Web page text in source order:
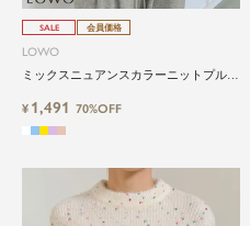
SALE 会員価格
LOWO
ミックスニュアンスカラーニットプルオ
¥ 1,491 70%OFF